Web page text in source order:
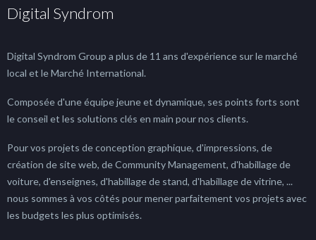
Digital Syndrom
Digital Syndrom Group a plus de 11 ans d'expérience sur le marché
local et le Marché International.
Composée d'une équipe jeune et dynamique, ses points forts sont
le conseil et les solutions clés en main pour nos clients.
Pour vos projets de conception graphique, d'impressions, de
création de site web, de Community Management, d'habillage de
voiture, d'enseignes, d'habillage de stand, d'habillage de vitrine, ...
nous sommes à vos côtés pour mener parfaitement vos projets avec
les budgets les plus optimisés.